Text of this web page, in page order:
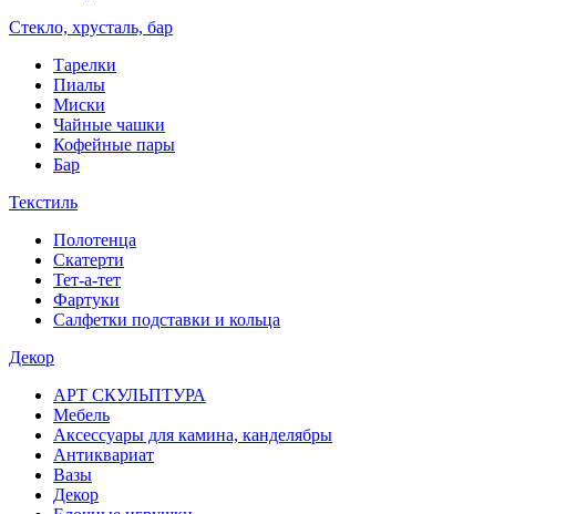
Стекло, хрусталь, бар
Тарелки
Пиалы
Миски
Чайные чашки
Кофейные пары
Бар
Текстиль
Полотенца
Скатерти
Тет-а-тет
Фартуки
Салфетки подставки и кольца
Декор
АРТ СКУЛЬПТУРА
Мебель
Аксессуары для камина, канделябры
Антиквариат
Вазы
Декор